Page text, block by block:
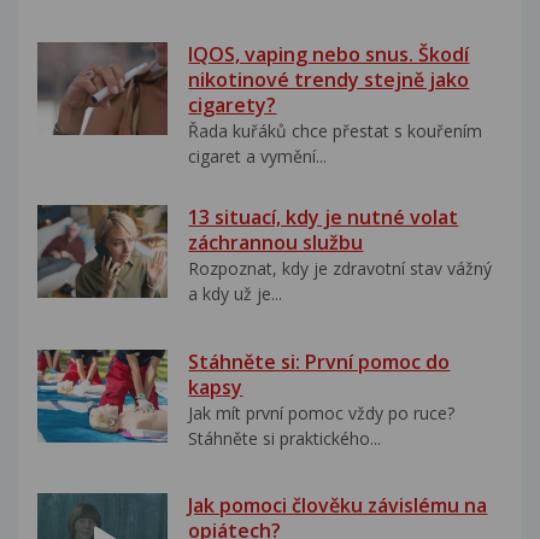
IQOS, vaping nebo snus. Škodí
nikotinové trendy stejně jako
cigarety?
Řada kuřáků chce přestat s kouřením
cigaret a vymění...
13 situací, kdy je nutné volat
záchrannou službu
Rozpoznat, kdy je zdravotní stav vážný
a kdy už je...
Stáhněte si: První pomoc do
kapsy
Jak mít první pomoc vždy po ruce?
Stáhněte si praktického...
Jak pomoci člověku závislému na
opiátech?